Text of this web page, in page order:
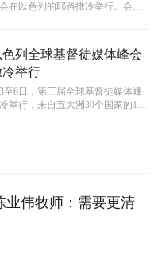
在以色列的耶路撒冷举行。会
列全球基督徒媒体峰会
举行
至6日，第三届全球基督徒媒体峰
举行，来自五大洲30个国家的150
业伟牧师：需要更清